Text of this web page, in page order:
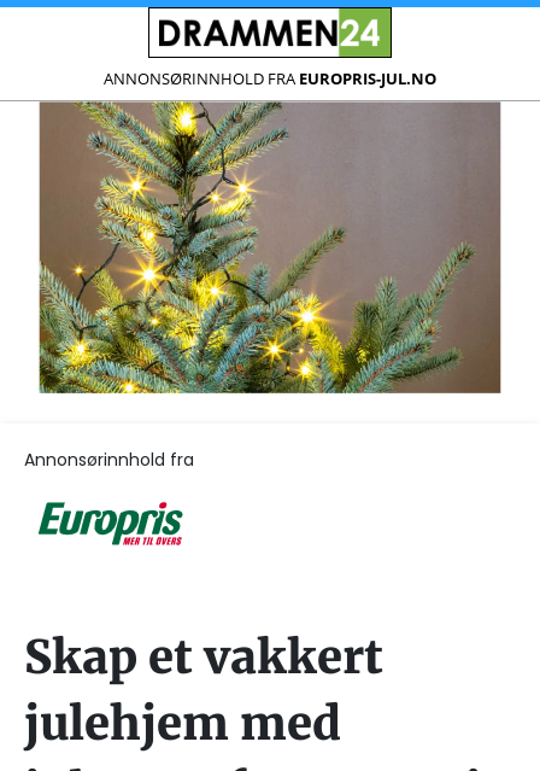
ANNONSØRINNHOLD FRA EUROPRIS-JUL.NO
Annonsørinnhold fra
Skap et vakkert
julehjem med